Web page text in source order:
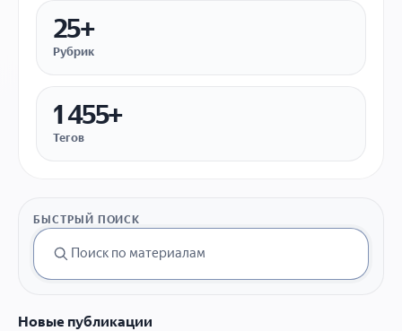
25+
Рубрик
1 455+
Тегов
БЫСТРЫЙ ПОИСК
Новые публикации